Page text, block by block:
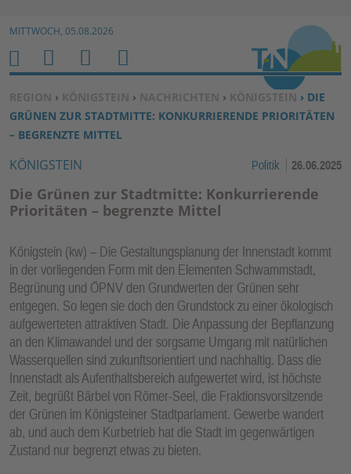
Zum Inhalt springen ↓
MITTWOCH, 05.08.2026
SIE BEFINDEN SICH HIER:
REGION › KÖNIGSTEIN › NACHRICHTEN › KÖNIGSTEIN › DIE
GRÜNEN ZUR STADTMITTE: KONKURRIERENDE PRIORITÄTEN
– BEGRENZTE MITTEL
KÖNIGSTEIN Politik 26.06.2025
Die Grünen zur Stadtmitte: Konkurrierende
Prioritäten – begrenzte Mittel
Königstein (kw) – Die Gestaltungsplanung der Innenstadt kommt
in der vorliegenden Form mit den Elementen Schwammstadt,
Begrünung und ÖPNV den Grundwerten der Grünen sehr
entgegen. So legen sie doch den Grundstock zu einer ökologisch
aufgewerteten attraktiven Stadt. Die Anpassung der Bepflanzung
an den Klimawandel und der sorgsame Umgang mit natürlichen
Wasserquellen sind zukunftsorientiert und nachhaltig. Dass die
Innenstadt als Aufenthaltsbereich aufgewertet wird, ist höchste
Zeit, begrüßt Bärbel von Römer-Seel, die Fraktionsvorsitzende
der Grünen im Königsteiner Stadtparlament. Gewerbe wandert
ab, und auch dem Kurbetrieb hat die Stadt im gegenwärtigen
Zustand nur begrenzt etwas zu bieten.
H
O
M
E
M
E
N
U
S
U
C
H
E
N
B
E
N
U
E
R
U
N
K
TI
O
N
E
N